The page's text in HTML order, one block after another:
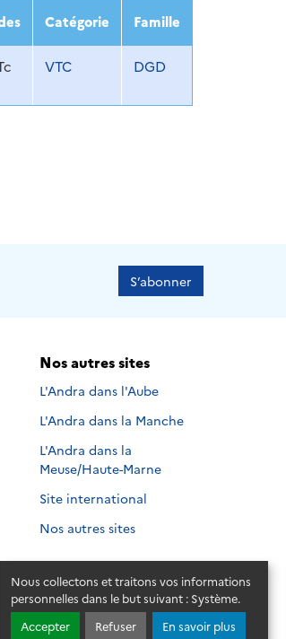
Nous collectons et traitons vos informations
personnelles dans le but suivant : Système.
Accepter
Refuser En savoir plus
2022 2023
Catégorie Famille
VTC DGD
S’abonner
Nos autres sites
L'Andra dans l'Aube
L'Andra dans la Manche
L'Andra dans la
Meuse/Haute-Marne
Site international
Nos autres sites